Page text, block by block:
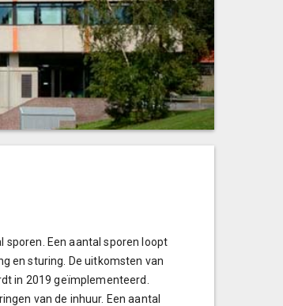
sporen. Een aantal sporen loopt
en sturing. De uitkomsten van
in 2019 geïmplementeerd.
van de inhuur. Een aantal